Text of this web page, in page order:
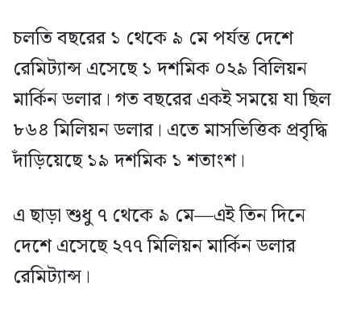
চলতি বছরের ১ থেকে ৯ মে পর্যন্ত দেশে
রেমিট্যান্স এসেছে ১ দশমিক ০২৯ বিলিয়ন
মার্কিন ডলার। গত বছরের একই সময়ে যা ছিল
৮৬৪ মিলিয়ন ডলার। এতে মাসভিত্তিক প্রবৃদ্ধি
দাঁড়িয়েছে ১৯ দশমিক ১ শতাংশ।
এ ছাড়া শুধু ৭ থেকে ৯ মে—এই তিন দিনে
দেশে এসেছে ২৭৭ মিলিয়ন মার্কিন ডলার
রেমিট্যান্স।